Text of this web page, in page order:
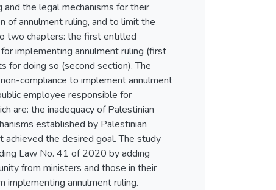
the legal mechanisms for their
of annulment ruling, and to limit the
two chapters: the first entitled
implementing annulment ruling (first
for doing so (second section). The
compliance to implement annulment
employee responsible for
are: the inadequacy of Palestinian
established by Palestinian
the desired goal. The study
Law No. 41 of 2020 by adding
from ministers and those in their
implementing annulment ruling.